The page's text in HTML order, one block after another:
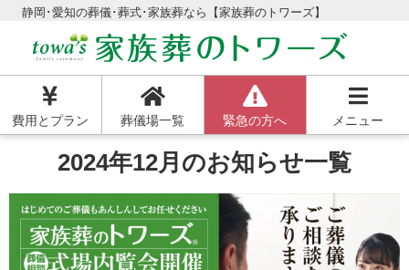
静岡･愛知の葬儀･葬式･家族葬なら【家族葬のトワーズ】
費用とプラン 葬儀場一覧 緊急の方へ メニュー
2024年12月のお知らせ一覧